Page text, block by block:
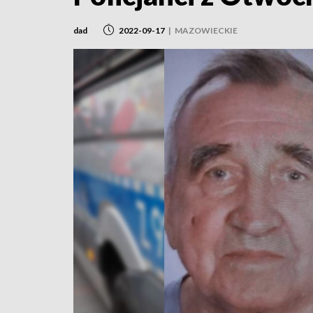
dad 2022-09-17 | MAZOWIECKIE